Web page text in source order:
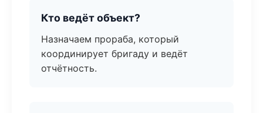
Кто ведёт объект?
Назначаем прораба, который
координирует бригаду и ведёт
отчётность.